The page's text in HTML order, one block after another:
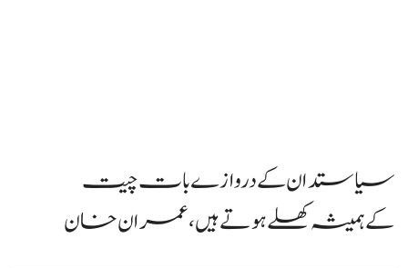
سیاستدان کےدروازے بات چیت
کےہمیشہ کھلےہوتے ہیں،عمران خان